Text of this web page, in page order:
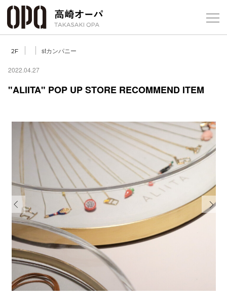
2F stカンパニー
2022.04.27
"ALIITA" POP UP STORE RECOMMEND ITEM
Previous Next
フロア
ショッ
レスト
アクセ
スタッ